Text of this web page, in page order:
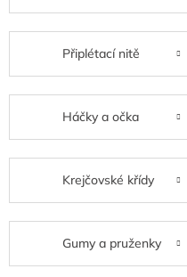
Připlétací nitě
Háčky a očka
Krejčovské křídy
Gumy a pruženky